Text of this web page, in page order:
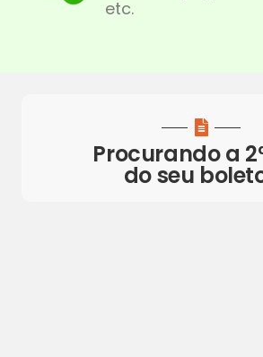
etc.
Procurando a
do seu